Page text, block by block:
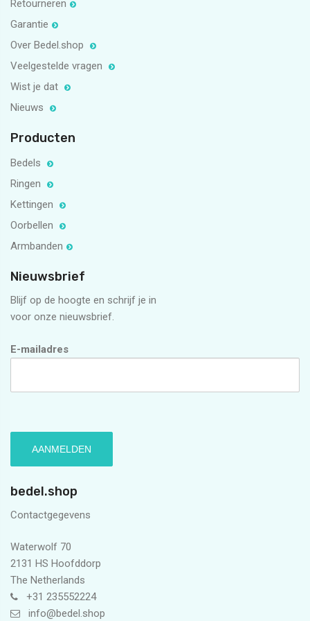
Retourneren
Garantie
Over Bedel.shop
Veelgestelde vragen
Wist je dat
Nieuws
Producten
Bedels
Ringen
Kettingen
Oorbellen
Armbanden
Nieuwsbrief
Blijf op de hoogte en schrijf je in
voor onze nieuwsbrief.
E-mailadres
bedel.shop
Contactgegevens
Waterwolf 70
2131 HS Hoofddorp
The Netherlands
+31 235552224
info@bedel.shop